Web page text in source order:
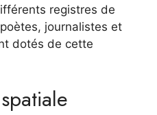
registres de
journalistes et
dotés de cette